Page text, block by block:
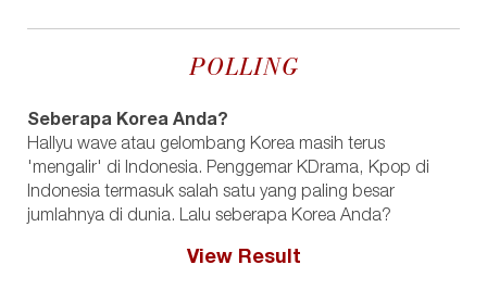
POLLING
Seberapa Korea Anda?
Hallyu wave atau gelombang Korea masih terus
'mengalir' di Indonesia. Penggemar KDrama, Kpop di
Indonesia termasuk salah satu yang paling besar
jumlahnya di dunia. Lalu seberapa Korea Anda?
View Result